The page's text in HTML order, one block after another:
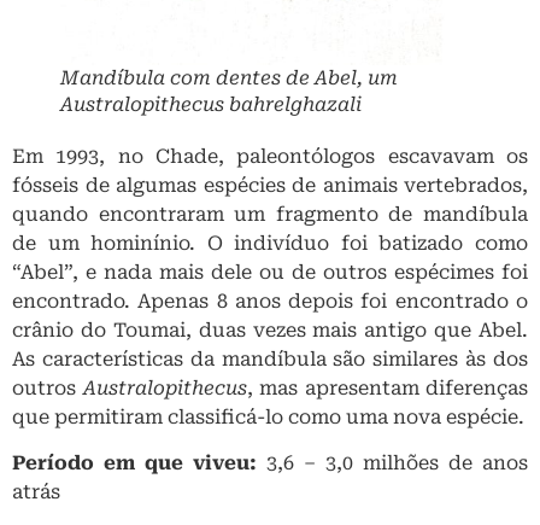
Mandíbula com dentes de Abel, um
Australopithecus bahrelghazali
Em 1993, no Chade, paleontólogos escavavam os
fósseis de algumas espécies de animais vertebrados,
quando encontraram um fragmento de mandíbula
de um hominínio. O indivíduo foi batizado como
“Abel”, e nada mais dele ou de outros espécimes foi
encontrado. Apenas 8 anos depois foi encontrado o
crânio do Toumai, duas vezes mais antigo que Abel.
As características da mandíbula são similares às dos
outrosAustralopithecus, mas apresentam diferenças
que permitiram classificá-lo como uma nova espécie.
Período em que viveu: 3,6 – 3,0 milhões de anos
atrás